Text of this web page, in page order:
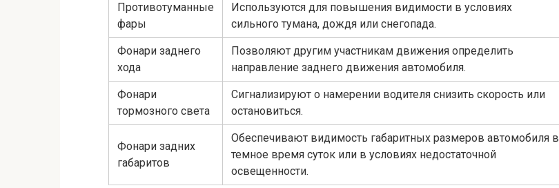
Противотуманные
фары
Используются для повышения видимости в условиях
сильного тумана, дождя или снегопада.
Фонари заднего
хода
Позволяют другим участникам движения определить
направление заднего движения автомобиля.
Фонари
тормозного света
Сигнализируют о намерении водителя снизить скорость или
остановиться.
Фонари задних
габаритов
Обеспечивают видимость габаритных размеров автомобиля в
темное время суток или в условиях недостаточной
освещенности.